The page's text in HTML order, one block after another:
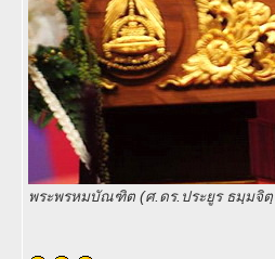
พระพรหมบัณฑิต (ศ.ดร.ประยูร ธมฺมจิตฺ